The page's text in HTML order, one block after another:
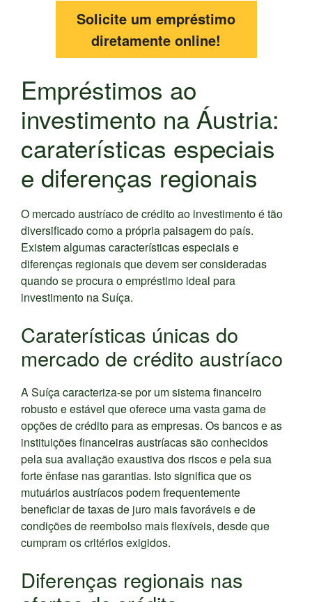
Solicite um empréstimo
diretamente online!
Empréstimos ao
investimento na Áustria:
caraterísticas especiais
e diferenças regionais
O mercado austríaco de crédito ao investimento é tão
diversificado como a própria paisagem do país.
Existem algumas características especiais e
diferenças regionais que devem ser consideradas
quando se procura o empréstimo ideal para
investimento na Suíça.
Caraterísticas únicas do
mercado de crédito austríaco
A Suíça caracteriza-se por um sistema financeiro
robusto e estável que oferece uma vasta gama de
opções de crédito para as empresas. Os bancos e as
instituições financeiras austríacas são conhecidos
pela sua avaliação exaustiva dos riscos e pela sua
forte ênfase nas garantias. Isto significa que os
mutuários austríacos podem frequentemente
beneficiar de taxas de juro mais favoráveis e de
condições de reembolso mais flexíveis, desde que
cumpram os critérios exigidos.
Diferenças regionais nas